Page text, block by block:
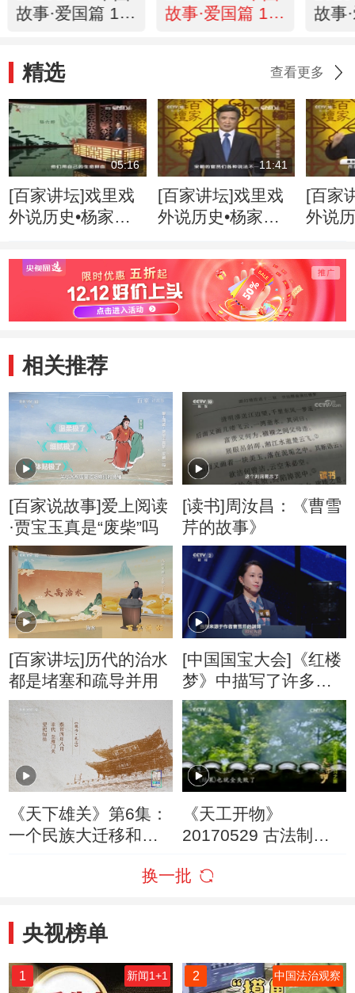
故事·爱国篇 11
故事·爱国篇 10
故事
精选 查看更多
05:16
[百家讲坛]戏里戏
外说历史•杨家将
11:41
[百家讲坛]戏里戏
外说历史•杨家将
[百家
外说
相关推荐
[百家说故事]爱上阅读
·贾宝玉真是“废柴”吗
[读书]周汝昌：《曹雪
芹的故事》
[百家讲坛]历代的治水
都是堵塞和疏导并用
[中国国宝大会]《红楼
梦》中描写了许多华
美的纺织物 请问这些
织物最可能是哪种纺
织品？
《天下雄关》第6集：
一个民族大迁移和大
《天工开物》
20170529 古法制造
换一批
央视榜单
1 新闻1+1 2 中国法治观察